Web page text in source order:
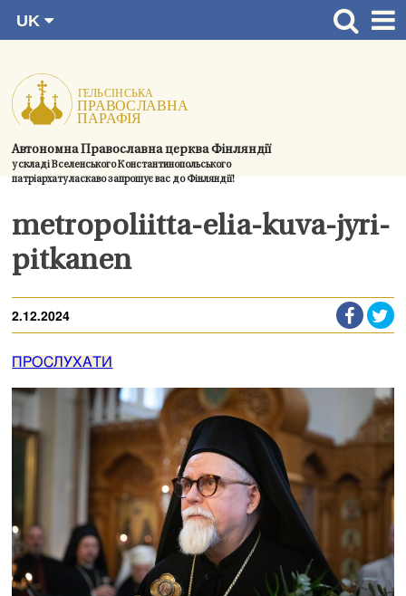
змісту.
Автономна Православна церква Фінляндії
у складі Вселенського Константинопольського
патріархату ласкаво запрошує вас до Фінляндії!
UK
SV
EN
Новини
Церкви
Богослужіння
Контактна інформація
metropoliitta-elia-kuva-jyri-
pitkanen
2.12.2024
ПРОСЛУХАТИ